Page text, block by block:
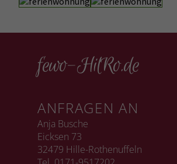
fewo-HilRo.de
ANFRAGEN AN
Anja Busche
Eicksen 73
32479 Hille-Rothenuffeln